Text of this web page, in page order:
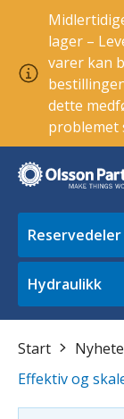
lager –
varer kan
dette
problemet
Reservedeler
Hydraulikk
Start
Effektiv og